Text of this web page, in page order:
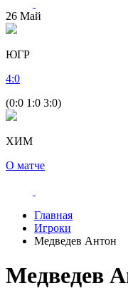
26 Май
ЮГР
4:0
(0:0 1:0 3:0)
ХИМ
О матче
Главная
Игроки
Медведев Антон
Медведев